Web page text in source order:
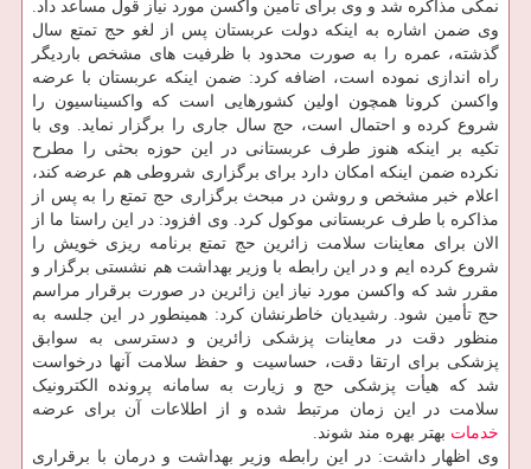
نمکی مذاکره شد و وی برای تأمین واکسن مورد نیاز قول مساعد داد.
وی ضمن اشاره به اینکه دولت عربستان پس از لغو حج تمتع سال
گذشته، عمره را به صورت محدود با ظرفیت های مشخص باردیگر
راه اندازی نموده است، اضافه کرد: ضمن اینکه عربستان با عرضه
واکسن کرونا همچون اولین کشورهایی است که واکسیناسیون را
شروع کرده و احتمال است، حج سال جاری را برگزار نماید. وی با
تکیه بر اینکه هنوز طرف عربستانی در این حوزه بحثی را مطرح
نکرده ضمن اینکه امکان دارد برای برگزاری شروطی هم عرضه کند،
اعلام خبر مشخص و روشن در مبحث برگزاری حج تمتع را به پس از
مذاکره با طرف عربستانی موکول کرد. وی افزود: در این راستا ما از
الان برای معاینات سلامت زائرین حج تمتع برنامه ریزی خویش را
شروع کرده ایم و در این رابطه با وزیر بهداشت هم نشستی برگزار و
مقرر شد که واکسن مورد نیاز این زائرین در صورت برقرار مراسم
حج تأمین شود. رشیدیان خاطرنشان کرد: همینطور در این جلسه به
منظور دقت در معاینات پزشکی زائرین و دسترسی به سوابق
پزشکی برای ارتقا دقت، حساسیت و حفظ سلامت آنها درخواست
شد که هیأت پزشکی حج و زیارت به سامانه پرونده الکترونیک
سلامت در این زمان مرتبط شده و از اطلاعات آن برای عرضه
خدمات بهتر بهره مند شوند.
وی اظهار داشت: در این رابطه وزیر بهداشت و درمان با برقراری